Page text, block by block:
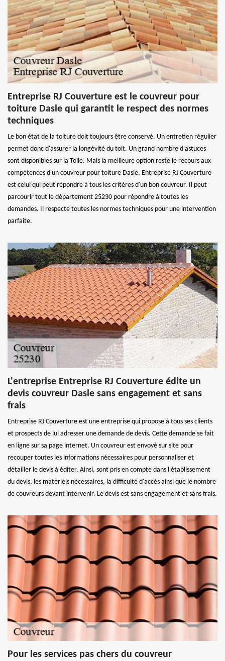
Entreprise RJ Couverture est le couvreur pour
toiture Dasle qui garantit le respect des normes
techniques
Le bon état de la toiture doit toujours être conservé. Un entretien régulier
permet donc d'assurer la longévité du toit. Un grand nombre d'astuces
sont disponibles sur la Toile. Mais la meilleure option reste le recours aux
compétences d'un couvreur pour toiture Dasle. Entreprise RJ Couverture
est celui qui peut répondre à tous les critères d'un bon couvreur. Il peut
parcourir tout le département 25230 pour répondre à toutes les
demandes. Il respecte toutes les normes techniques pour une intervention
parfaite.
L'entreprise Entreprise RJ Couverture édite un
devis couvreur Dasle sans engagement et sans
frais
Entreprise RJ Couverture est une entreprise qui propose à tous ses clients
et prospects de lui adresser une demande de devis. Cette demande se fait
en ligne sur sa page internet. Un couvreur est envoyé sur site pour
recouper toutes les informations nécessaires pour personnaliser et
détailler le devis à éditer. Ainsi, sont pris en compte dans l'établissement
du devis, les matériels nécessaires, la difficulté d'accès ainsi que le nombre
de couvreurs devant intervenir. Le devis est sans engagement et sans frais.
Pour les services pas chers du couvreur